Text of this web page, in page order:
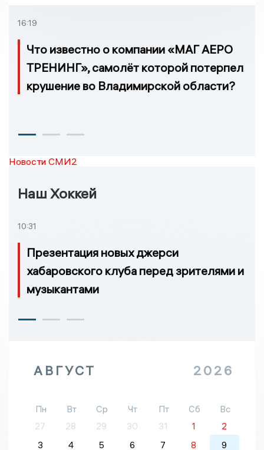
16:19
Что известно о компании «МАГ АЕРО
ТРЕНИНГ», самолёт которой потерпел
крушение во Владимирской области?
Новости СМИ2
Наш Хоккей
10:31
Презентация новых джерси
хабаровского клуба перед зрителями и
музыкантами
АВГУСТ 2026
Пн Вт Ср Чт Пт Сб
Вс
27
28 29 30 31 1
2
3
4 5 6 7 8 9